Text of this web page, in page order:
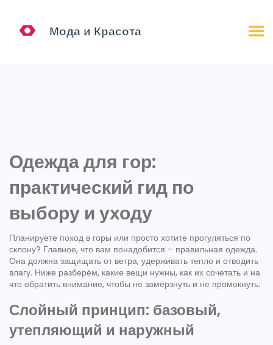
Одежда для гор:
практический гид по
выбору и уходу
Планируете поход в горы или просто хотите прогуляться по
склону? Главное, что вам понадобится – правильная одежда.
Она должна защищать от ветра, удерживать тепло и отводить
влагу. Ниже разберём, какие вещи нужны, как их сочетать и на
что обратить внимание, чтобы не замёрзнуть и не промокнуть.
Слойный принцип: базовый,
утепляющий и наружный